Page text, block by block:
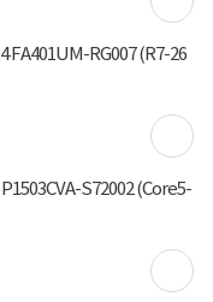
FA401UM-RG007 (R7-26
S72002 (Core5-
30분 주문건까지 5시 입고 발